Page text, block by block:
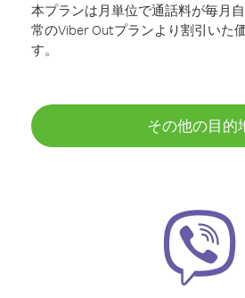
本プランは月単位で通話料が毎月
常のViber Outプランより割引いた
す。
その他の目的